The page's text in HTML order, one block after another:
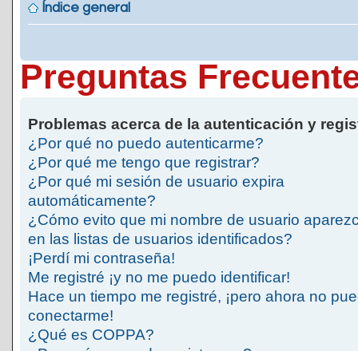
Índice general
Preguntas
Problemas acerca de la autenticación y
¿Por qué no puedo autenticarme?
¿Por qué me tengo que registrar?
¿Por qué mi sesión de usuario expira
automáticamente?
¿Cómo evito que mi nombre de usuario
en las listas de usuarios identificados?
¡Perdí mi contraseña!
Me registré ¡y no me puedo identificar!
Hace un tiempo me registré, ¡pero ahora no
conectarme!
¿Qué es COPPA?